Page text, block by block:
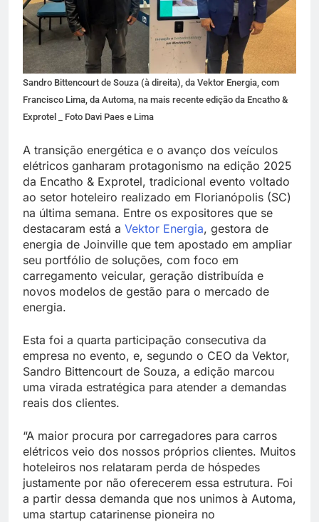
Sandro Bittencourt de Souza (à direita), da Vektor Energia, com
Francisco Lima, da Automa, na mais recente edição da Encatho &
Exprotel _ Foto Davi Paes e Lima
A transição energética e o avanço dos veículos
elétricos ganharam protagonismo na edição 2025
da Encatho & Exprotel, tradicional evento voltado
ao setor hoteleiro realizado em Florianópolis (SC)
na última semana. Entre os expositores que se
destacaram está a Vektor Energia, gestora de
energia de Joinville que tem apostado em ampliar
seu portfólio de soluções, com foco em
carregamento veicular, geração distribuída e
novos modelos de gestão para o mercado de
energia.
Esta foi a quarta participação consecutiva da
empresa no evento, e, segundo o CEO da Vektor,
Sandro Bittencourt de Souza, a edição marcou
uma virada estratégica para atender a demandas
reais dos clientes.
“A maior procura por carregadores para carros
elétricos veio dos nossos próprios clientes. Muitos
hoteleiros nos relataram perda de hóspedes
justamente por não oferecerem essa estrutura. Foi
a partir dessa demanda que nos unimos à Automa,
uma startup catarinense pioneira no